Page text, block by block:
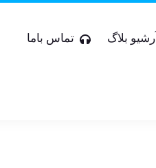
آرشیو بلاگ تماس باما